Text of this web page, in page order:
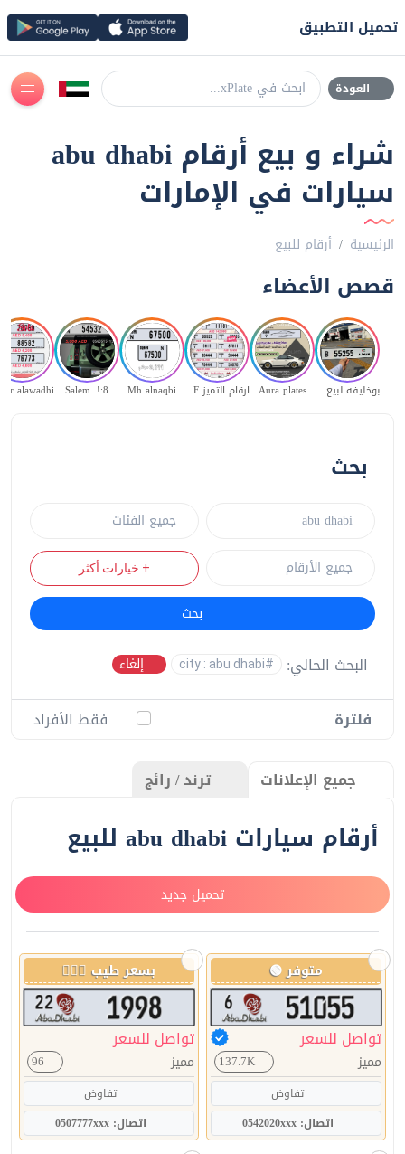
تحميل التطبيق
العودة ابحث في xPlate...
شراء و بيع أرقام abu dhabi
سيارات في الإمارات
الرئيسية أرقام للبيع
قصص الأعضاء
بوخليفه لبيع الأرقام المميزة V78 Aura plates ارقام التميز A5F Mh alnaqbi
8:!. Salem
بحث
+ خيارات أكثر
بحث
البحث الحالي: #city : abu dhabi إلغاء
فلترة فقط الأفراد
جميع الإعلانات ترند / رائج
أرقام سيارات abu dhabi للبيع
تحميل جديد
متوفر 🟢
تواصل للسعر
مميز 137.7K
تفاوض
اتصال: 0542020xxx
بسعر طيب 👌🏻🔥
تواصل للسعر
مميز 96
تفاوض
اتصال: 0507777xxx